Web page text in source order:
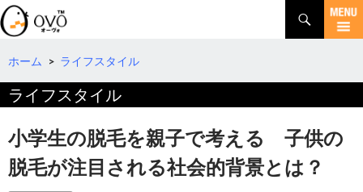
検
索
コ
テ
ツ
へ
動
ホーム > ライフスタイル
ライフスタイル
小学生の脱毛を親子で考える 子供の
脱毛が注目される社会的背景とは？